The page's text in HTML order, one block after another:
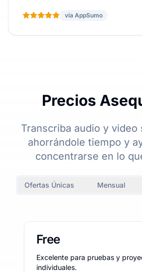
vía AppSumo
Precios
Transcriba audio y video
ahorrándole tiempo y
concentrarse en lo
Ofertas Únicas Mensual
Free
Excelente para pruebas y
individuales.